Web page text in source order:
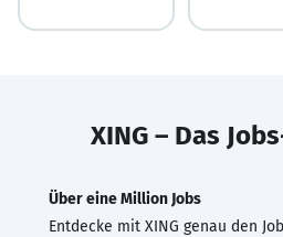
XING – Das
Über eine Million Jobs
Entdecke mit XING genau den